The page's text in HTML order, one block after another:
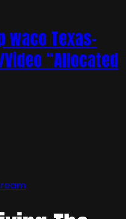
waco Texas-
“Allocated